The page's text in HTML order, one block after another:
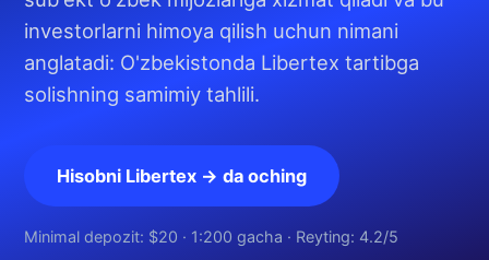
investorlarni himoya qilish uchun nimani
anglatadi: O'zbekistonda Libertex tartibga
solishning samimiy tahlili.
Hisobni Libertex → da oching
Minimal depozit: $20 · 1:200 gacha · Reyting: 4.2/5